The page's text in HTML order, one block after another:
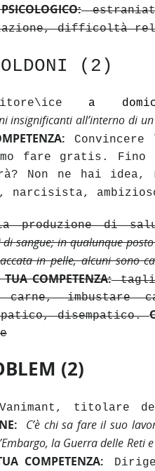
difficoltà
(2)
a
insignificanti all’interno di
fare gratis.
Non ne hai
narcisista,
produzione di
sangue; in qualunque
in pelle, alcuni sono
COMPETENZA:
imbustare
disempatico.
(2)
titolare
:
C’è chi sa fare il suo
la Guerra delle Reti
COMPETENZA: